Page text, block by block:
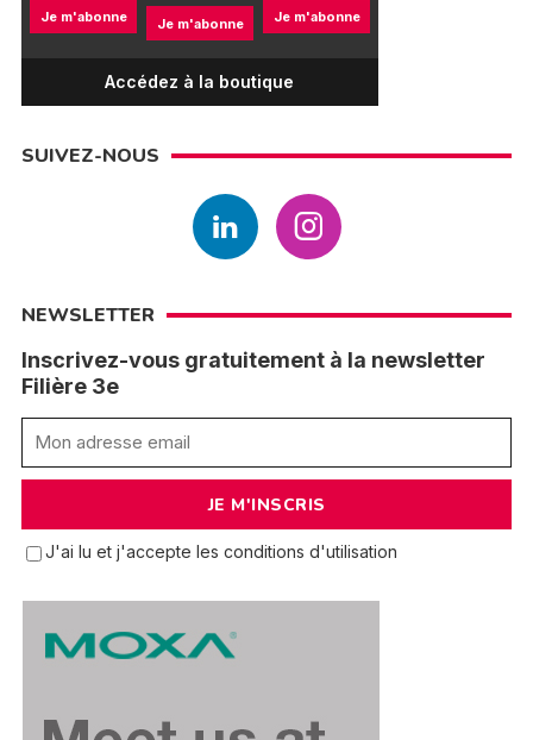
Je m'abonne Je m'abonne Je m'abonne
Accédez à la boutique
SUIVEZ-NOUS
NEWSLETTER
Inscrivez-vous gratuitement à la newsletter
Filière 3e
J'ai lu et j'accepte les conditions d'utilisation